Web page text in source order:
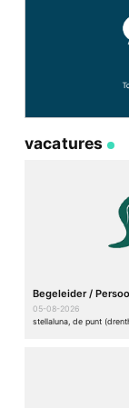
vacatures
Begeleider /
05-08-2026
stellaluna, de punt